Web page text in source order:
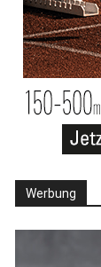
Werbung